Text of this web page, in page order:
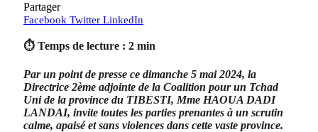
Partager
Facebook Twitter LinkedIn
⏱ Temps de lecture : 2 min
Par un point de presse ce dimanche 5 mai 2024, la
Directrice 2ème adjointe de la Coalition pour un Tchad
Uni de la province du TIBESTI, Mme HAOUA DADI
LANDAI, invite toutes les parties prenantes à un scrutin
calme, apaisé et sans violences dans cette vaste province.